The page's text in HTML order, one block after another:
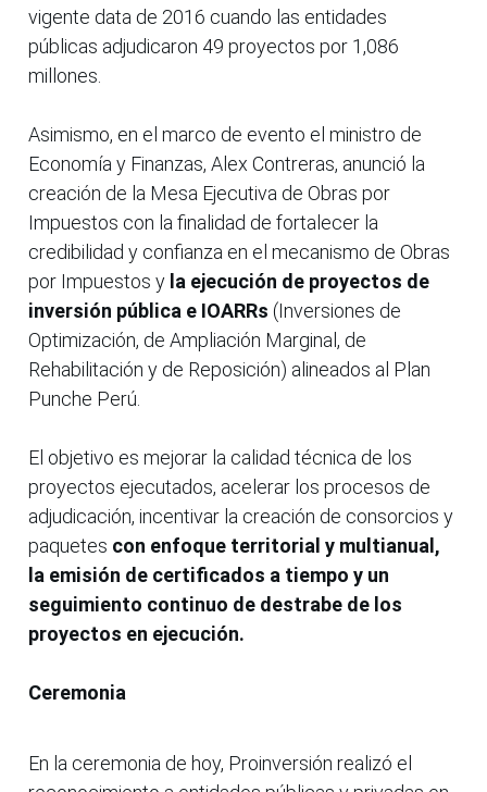
vigente data de 2016 cuando las entidades
públicas adjudicaron 49 proyectos por 1,086
millones.
Asimismo, en el marco de evento el ministro de
Economía y Finanzas, Alex Contreras, anunció la
creación de la Mesa Ejecutiva de Obras por
Impuestos con la finalidad de fortalecer la
credibilidad y confianza en el mecanismo de Obras
por Impuestos y la ejecución de proyectos de
inversión pública e IOARRs (Inversiones de
Optimización, de Ampliación Marginal, de
Rehabilitación y de Reposición) alineados al Plan
Punche Perú.
El objetivo es mejorar la calidad técnica de los
proyectos ejecutados, acelerar los procesos de
adjudicación, incentivar la creación de consorcios y
paquetes con enfoque territorial y multianual,
la emisión de certificados a tiempo y un
seguimiento continuo de destrabe de los
proyectos en ejecución.
Ceremonia
En la ceremonia de hoy, Proinversión realizó el